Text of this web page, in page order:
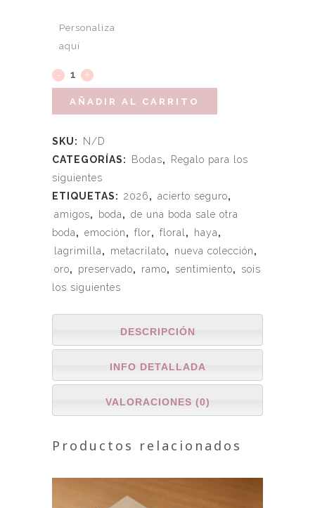
Personaliza
aquí
AÑADIR AL CARRITO
SKU:
N/D
CATEGORÍAS:
Bodas,
Regalo para los
siguientes
ETIQUETAS: 2026, acierto seguro,
amigos, boda, de una boda sale otra
boda, emoción, flor, floral , haya,
lagrimilla, metacrilato, nueva colección,
oro, preservado, ramo, sentimiento,
sois
los siguientes
DESCRIPCIÓN
INFO DETALLADA
VALORACIONES (0)
Productos relacionados